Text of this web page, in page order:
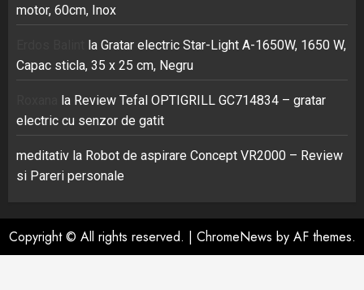
motor, 60cm, Inox
la Gratar electric Star-Light A-1650W, 1650 W,
Capac sticla, 35 x 25 cm, Negru
la Review Tefal OPTIGRILL GC714834 – gratar
electric cu senzor de gatit
meditativ la Robot de aspirare Concept VR2000 – Review
si Pareri personale
Copyright © All rights reserved. | ChromeNews by AF themes.